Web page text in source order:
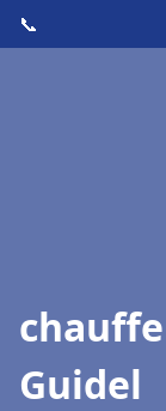
📞
Guidel